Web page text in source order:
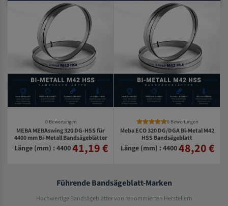
0 Bewertungen
MEBA MEBAswing 320 DG-HSS für
4400 mm Bi-Metall Bandsägeblätter
Länge (mm) : 440041,19 €
0 Bewertungen
Meba ECO 320 DG/DGA Bi-Metal M42
HSS Bandsägeblatt
Länge (mm) : 440048,20 €
Führende Bandsägeblatt-Marken
Hochwertige Bandsägeblätter von renommierten Herstellern